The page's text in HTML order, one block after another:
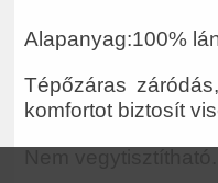
Alapanyag:100%
Tépőzáras
komfortot biztosít